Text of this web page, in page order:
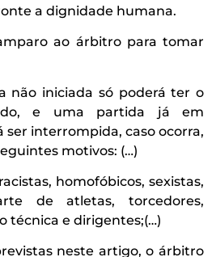
a dignidade humana.
ao árbitro para tomar
não iniciada só poderá ter o
e uma partida já em
ser interrompida, caso ocorra,
motivos: (…)
homofóbicos, sexistas,
de atletas, torcedores,
técnica e dirigentes;(…)
neste artigo, o árbitro